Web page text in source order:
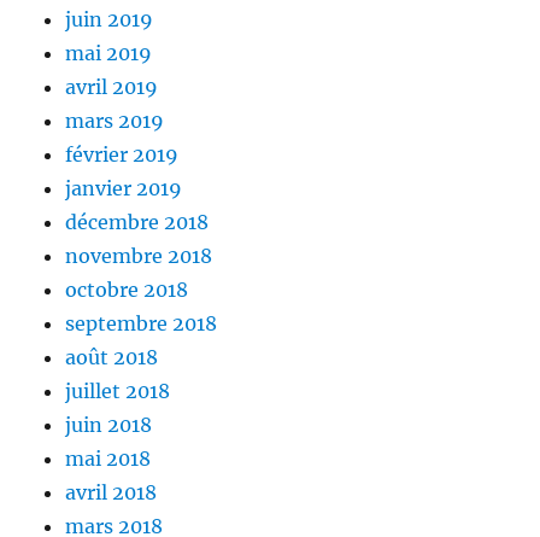
juin 2019
mai 2019
avril 2019
mars 2019
février 2019
janvier 2019
décembre 2018
novembre 2018
octobre 2018
septembre 2018
août 2018
juillet 2018
juin 2018
mai 2018
avril 2018
mars 2018